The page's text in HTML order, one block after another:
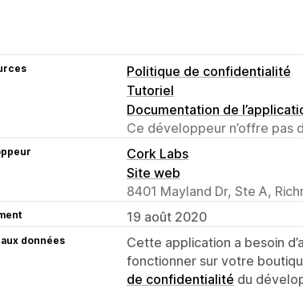
Politique de confidentialité
Tutoriel
Documentation de
Ce développeur n’offre pas
Cork Labs
Site web
8401 Mayland Dr, Ste A,
19 août 2020
données
Cette application a besoin
fonctionner sur votre
de confidentialité du